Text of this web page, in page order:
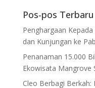
Pos-pos Terbaru
Penghargaan
dan Kunjungan ke
Penanaman 15.000
Ekowisata Mangrove
Cleo Berbagi